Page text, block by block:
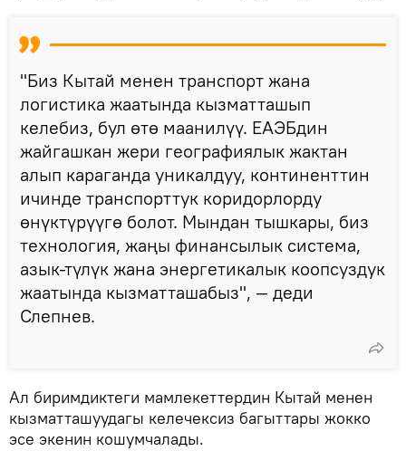
"Биз Кытай менен транспорт жана
логистика жаатында кызматташып
келебиз, бул өтө маанилүү. ЕАЭБдин
жайгашкан жери географиялык жактан
алып караганда уникалдуу, континенттин
ичинде транспорттук коридорлорду
өнүктүрүүгө болот. Мындан тышкары, биз
технология, жаңы финансылык система,
азык-түлүк жана энергетикалык коопсуздук
жаатында кызматташабыз", — деди
Слепнев.
Ал биримдиктеги мамлекеттердин Кытай менен
кызматташуудагы келечексиз багыттары жокко
эсе экенин кошумчалады.